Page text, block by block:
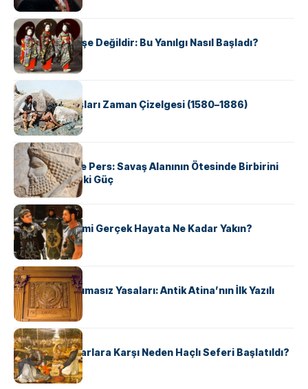
KÜLTÜR
Geyşalar Fahişe Değildir: Bu Yanılgı Nasıl Başladı?
KÜLTÜR
Apache Savaşları Zaman Çizelgesi (1580–1886)
KÜLTÜR
Antik Yunan ve Pers: Savaş Alanının Ötesinde Birbirini
Şekillendiren İki Güç
KÜLTÜR
‘Gladiator’ Filmi Gerçek Hayata Ne Kadar Yakın?
KÜLTÜR
Draco’nun Acımasız Yasaları: Antik Atina’nın İlk Yazılı
Hukuk Kodu
KÜLTÜR
Avrupalı ​​Katharlara Karşı Neden Haçlı Seferi Başlatıldı?